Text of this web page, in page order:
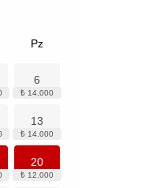
Pz
6
13
20